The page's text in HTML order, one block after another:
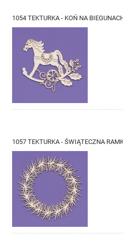
1054 TEKTURKA - KOŃ NA
1057 TEKTURKA - ŚWIĄTECZNA